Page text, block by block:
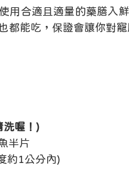
用合適且適量的藥膳入
都能吃，保證會讓你對
洗喔！)
半片
約1公分內)